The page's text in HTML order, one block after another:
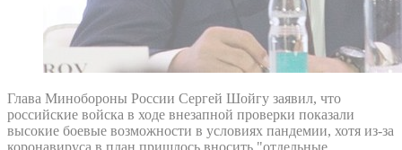
Глава Минобороны России Сергей Шойгу заявил, что
российские войска в ходе внезапной проверки показали
высокие боевые возможности в условиях пандемии, хотя из-за
коронавируса в план пришлось вносить "отдельные